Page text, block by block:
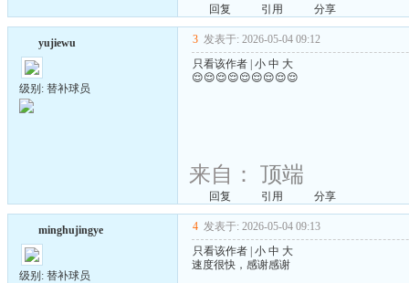
回复 引用 分享
yujiewu
级别: 替补球员
3 发表于: 2026-05-04 09:12
只看该作者 小 中 大
😌😌😌😌😌😌😌😌😌
来自： 顶端
回复 引用 分享
minghujingye
级别: 替补球员
4 发表于: 2026-05-04 09:13
只看该作者 小 中 大
速度很快，感谢感谢